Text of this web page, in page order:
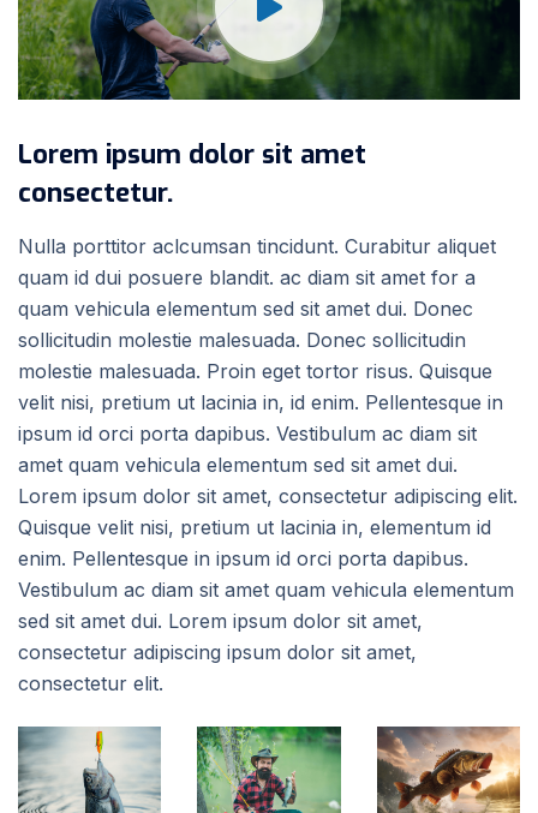
Lorem ipsum dolor sit amet
consectetur.
Nulla porttitor aclcumsan tincidunt. Curabitur aliquet
quam id dui posuere blandit. ac diam sit amet for a
quam vehicula elementum sed sit amet dui. Donec
sollicitudin molestie malesuada. Donec sollicitudin
molestie malesuada. Proin eget tortor risus. Quisque
velit nisi, pretium ut lacinia in, id enim. Pellentesque in
ipsum id orci porta dapibus. Vestibulum ac diam sit
amet quam vehicula elementum sed sit amet dui.
Lorem ipsum dolor sit amet, consectetur adipiscing elit.
Quisque velit nisi, pretium ut lacinia in, elementum id
enim. Pellentesque in ipsum id orci porta dapibus.
Vestibulum ac diam sit amet quam vehicula elementum
sed sit amet dui. Lorem ipsum dolor sit amet,
consectetur adipiscing ipsum dolor sit amet,
consectetur elit.